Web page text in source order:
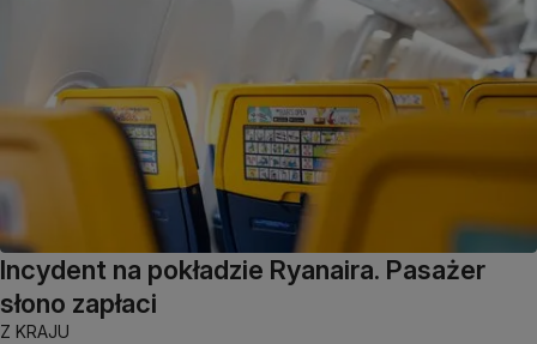
Incydent na pokładzie Ryanaira. Pasażer
słono zapłaci
Z KRAJU